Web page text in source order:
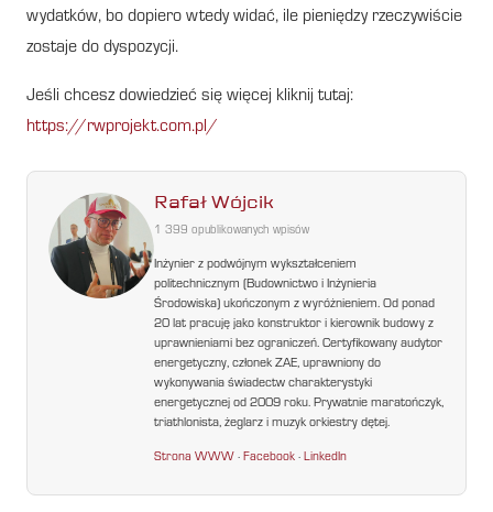
wydatków, bo dopiero wtedy widać, ile pieniędzy rzeczywiście
zostaje do dyspozycji.
Jeśli chcesz dowiedzieć się więcej kliknij tutaj:
https://rwprojekt.com.pl/
Rafał Wójcik
1 399 opublikowanych wpisów
Inżynier z podwójnym wykształceniem
politechnicznym (Budownictwo i Inżynieria
Środowiska) ukończonym z wyróżnieniem. Od ponad
20 lat pracuję jako konstruktor i kierownik budowy z
uprawnieniami bez ograniczeń. Certyfikowany audytor
energetyczny, członek ZAE, uprawniony do
wykonywania świadectw charakterystyki
energetycznej od 2009 roku. Prywatnie maratończyk,
triathlonista, żeglarz i muzyk orkiestry dętej.
Strona WWW ·Facebook ·LinkedIn